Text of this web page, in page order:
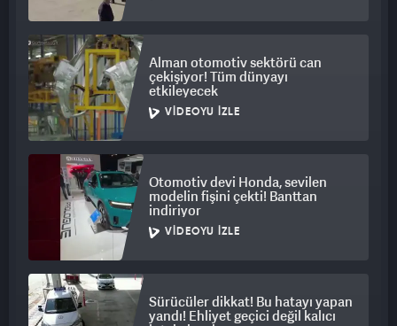
Alman otomotiv sektörü can
çekişiyor! Tüm dünyayı
etkileyecek
VIDEOYU İZLE
Otomotiv devi Honda, sevilen
modelin fişini çekti! Banttan
indiriyor
VIDEOYU İZLE
Sürücüler dikkat! Bu hatayı yapan
yandı! Ehliyet geçici değil kalıcı